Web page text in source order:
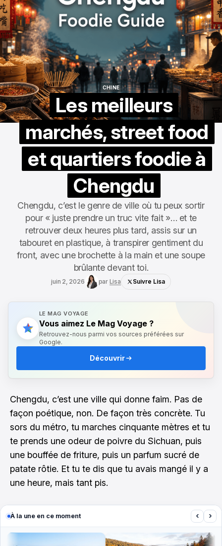
CHINE
Les meilleurs
marchés, street food
et quartiers foodie à
Chengdu
Chengdu, c’est le genre de ville où tu peux sortir
pour « juste prendre un truc vite fait »… et te
retrouver deux heures plus tard, assis sur un
tabouret en plastique, à transpirer gentiment du
front, avec une brochette à la main et une soupe
brûlante devant toi.
juin 2, 2026 par Lisa Suivre Lisa
LE MAG VOYAGE
Vous aimez Le Mag Voyage ?
Retrouvez-nous parmi vos sources préférées sur
Google.
Découvrir
Chengdu, c’est une ville qui donne faim. Pas de
façon poétique, non. De façon très concrète. Tu
sors du métro, tu marches cinquante mètres et tu
te prends une odeur de poivre du Sichuan, puis
une bouffée de friture, puis un parfum sucré de
patate rôtie. Et tu te dis que tu avais mangé il y a
une heure, mais tant pis.
À la une en ce moment ‹ ›